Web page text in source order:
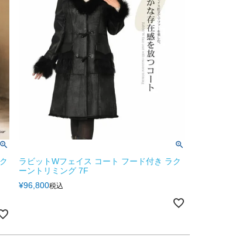
ラビットWフェイス コート フード付き ラク
ーントリミング 7F
¥96,800税込